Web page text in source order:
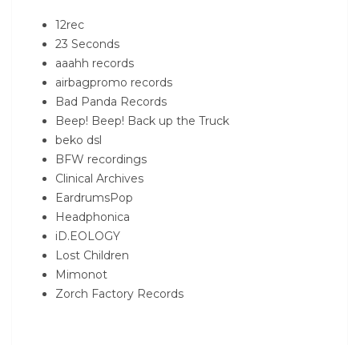
12rec
23 Seconds
aaahh records
airbagpromo records
Bad Panda Records
Beep! Beep! Back up the Truck
beko dsl
BFW recordings
Clinical Archives
EardrumsPop
Headphonica
iD.EOLOGY
Lost Children
Mimonot
Zorch Factory Records